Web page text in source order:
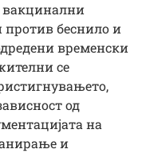
вакцинални
беснило и
временски
се
од
на
и